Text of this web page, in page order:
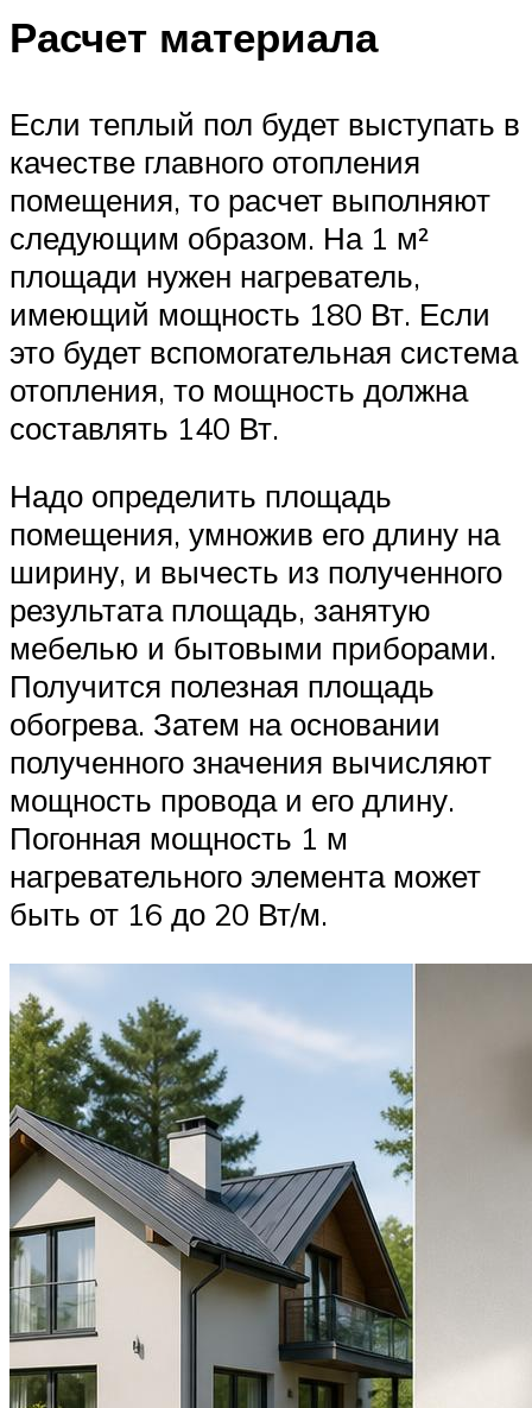
Расчет материала
Если теплый пол будет выступать в
качестве главного отопления
помещения, то расчет выполняют
следующим образом. На 1 м²
площади нужен нагреватель,
имеющий мощность 180 Вт. Если
это будет вспомогательная система
отопления, то мощность должна
составлять 140 Вт.
Надо определить площадь
помещения, умножив его длину на
ширину, и вычесть из полученного
результата площадь, занятую
мебелью и бытовыми приборами.
Получится полезная площадь
обогрева. Затем на основании
полученного значения вычисляют
мощность провода и его длину.
Погонная мощность 1 м
нагревательного элемента может
быть от 16 до 20 Вт/м.